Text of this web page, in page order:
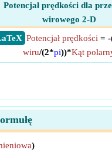
Potencjał prędkości dla
wirowego 2-D
Potencjał prędkości = -
wiru/(2*pi))*Kąt
)